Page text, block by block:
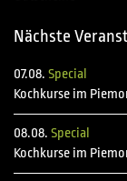
Nächste
07.08. Special
Kochkurse im
08.08. Special
Kochkurse im